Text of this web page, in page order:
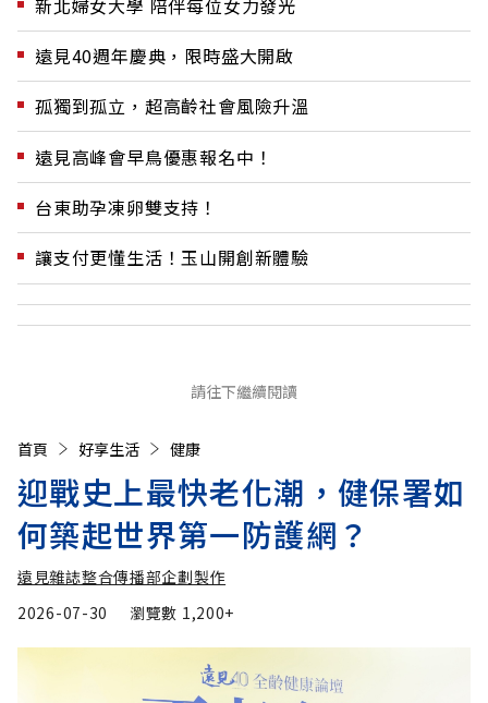
遠見40週年慶典，限時盛大開啟
孤獨到孤立，超高齡社會風險升溫
遠見高峰會早鳥優惠報名中！
台東助孕凍卵雙支持！
讓支付更懂生活！玉山開創新體驗
請往下繼續閱讀
首頁 好享生活 健康
迎戰史上最快老化潮，健保署如
何築起世界第一防護網？
遠見雜誌整合傳播部企劃製作
2026-07-30
瀏覽數 1,200+